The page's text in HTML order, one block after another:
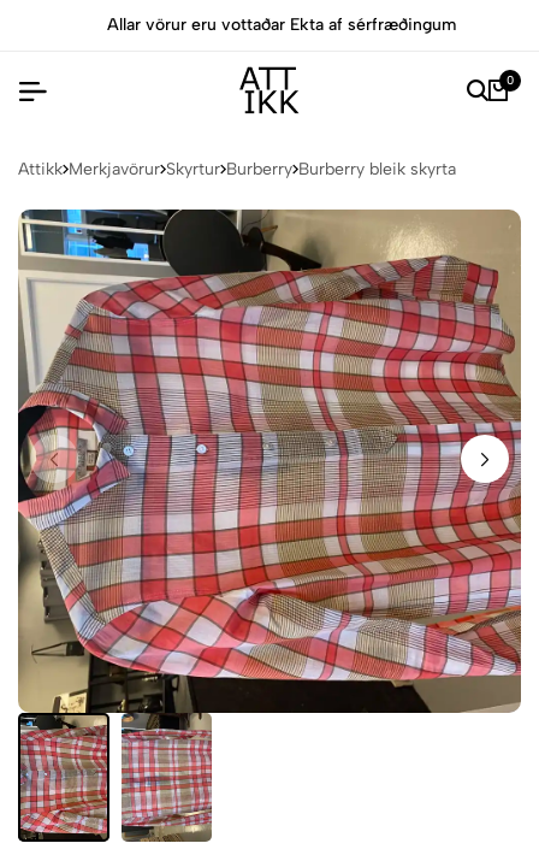
Allar vörur eru vottaðar Ekta af sérfræðingum
0
Attikk Merkjavörur Skyrtur Burberry Burberry bleik skyrta